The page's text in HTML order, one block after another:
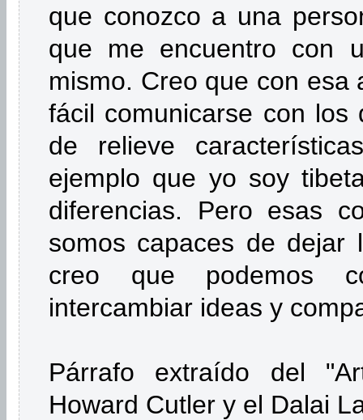
que conozco a una
que me encuentro con
mismo. Creo que con esa
fácil comunicarse con los
de relieve
ejemplo que yo soy
diferencias. Pero esas
somos capaces de dejar
creo que podemos
intercambiar ideas y
Párrafo extraído del
Howard Cutler y el Dalai